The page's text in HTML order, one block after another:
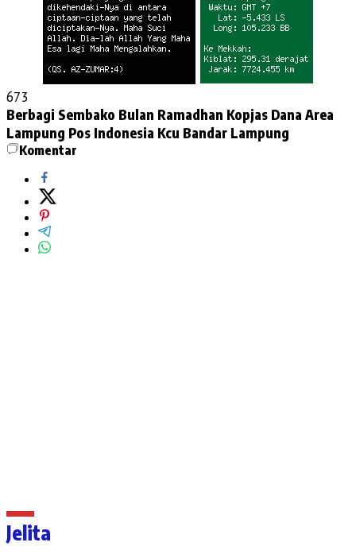
673
Berbagi Sembako Bulan Ramadhan Kopjas Dana Area
Lampung Pos Indonesia Kcu Bandar Lampung
Komentar
Jelita